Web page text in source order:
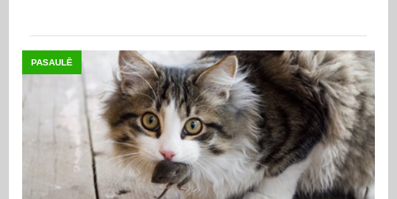
PASAULĒ